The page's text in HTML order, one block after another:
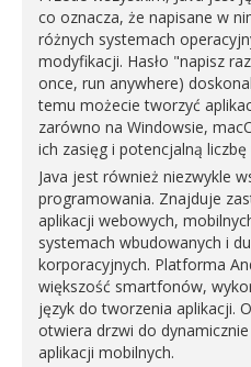
co oznacza, że napisane w
różnych systemach
modyfikacji. Hasło "napisz
once, run anywhere)
temu możecie tworzyć
zarówno na Windowsie,
ich zasięg i potencjalną
Java jest również niezwykle
programowania. Znajduje
aplikacji webowych,
systemach wbudowanych i
korporacyjnych. Platforma
większość smartfonów,
język do tworzenia aplikacji.
otwiera drzwi do
aplikacji mobilnych.